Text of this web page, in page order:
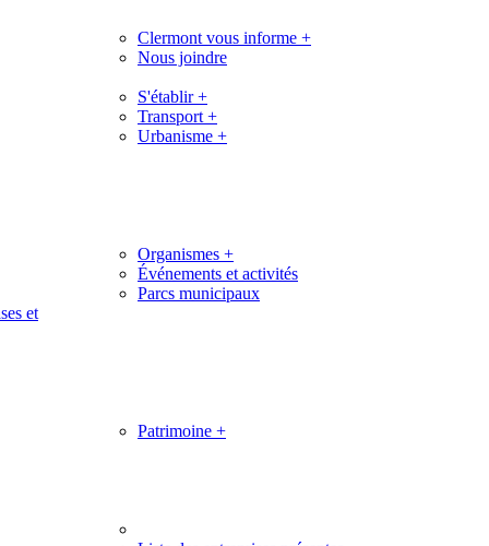
Clermont vous informe +
Nous joindre
S'établir+
Transport +
Urbanisme +
et
Organismes +
Événements et activités
Parcs municipaux
Patrimoine +